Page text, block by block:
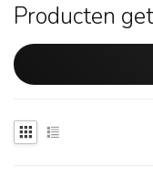
Producten